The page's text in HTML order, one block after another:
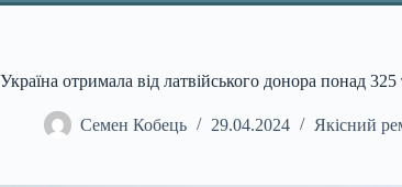
Україна отримала від латвійського донора понад
Семен Кобець 29.04.2024 Якісний